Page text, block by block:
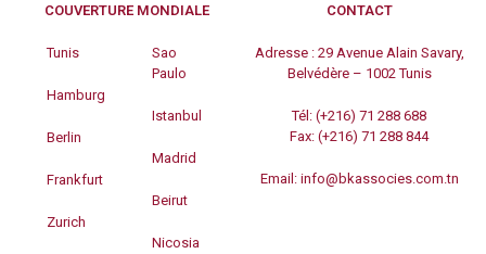
COUVERTURE MONDIALE
Tunis
Hamburg
Berlin
Frankfurt
Zurich
Sao
Paulo
Istanbul
Madrid
Beirut
Nicosia
CONTACT
Adresse : 29 Avenue Alain Savary,
Belvédère – 1002 Tunis
Tél: (+216) 71 288 688
Fax: (+216) 71 288 844
Email: info@bkassocies.com.tn